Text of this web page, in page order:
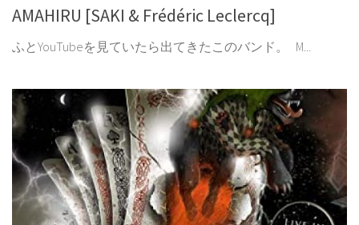
AMAHIRU [SAKI & Frédéric Leclercq]
ふとYouTubeを見ていたら出てきたこのバンド。 M...